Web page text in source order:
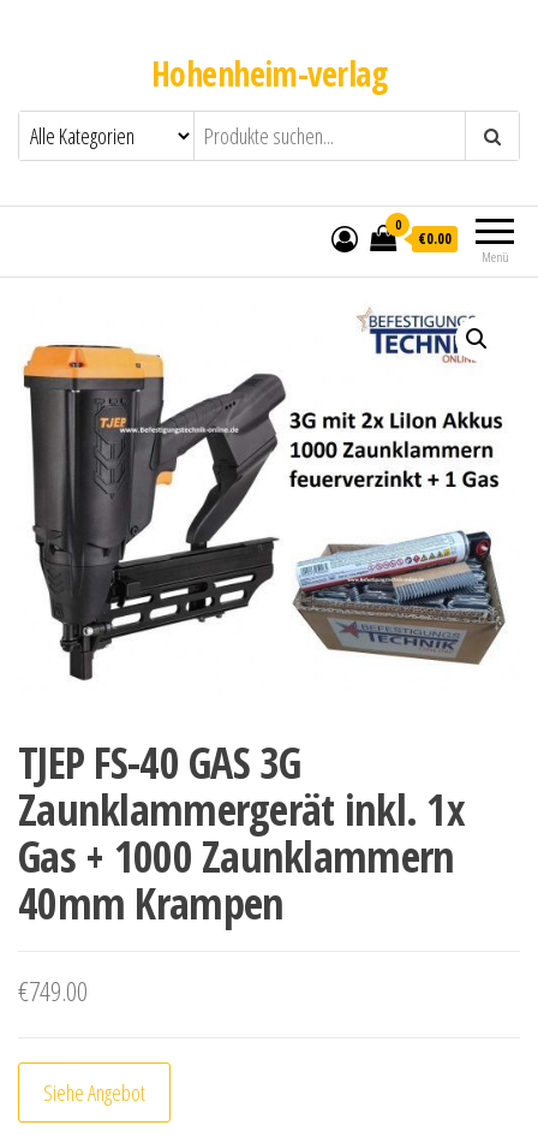
Hohenheim-verlag
Menü
0
€0.00
TJEP FS-40 GAS 3G
Zaunklammergerät inkl. 1x
Gas + 1000 Zaunklammern
40mm Krampen
€749.00
Siehe Angebot